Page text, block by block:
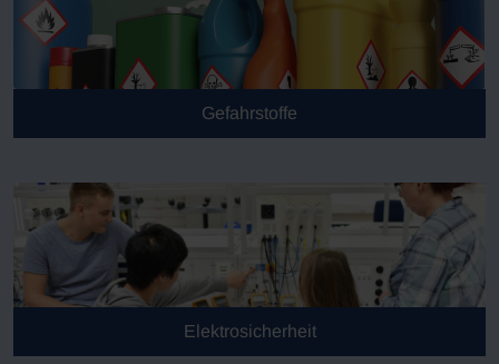
Gefahrstoffe
Elektrosicherheit